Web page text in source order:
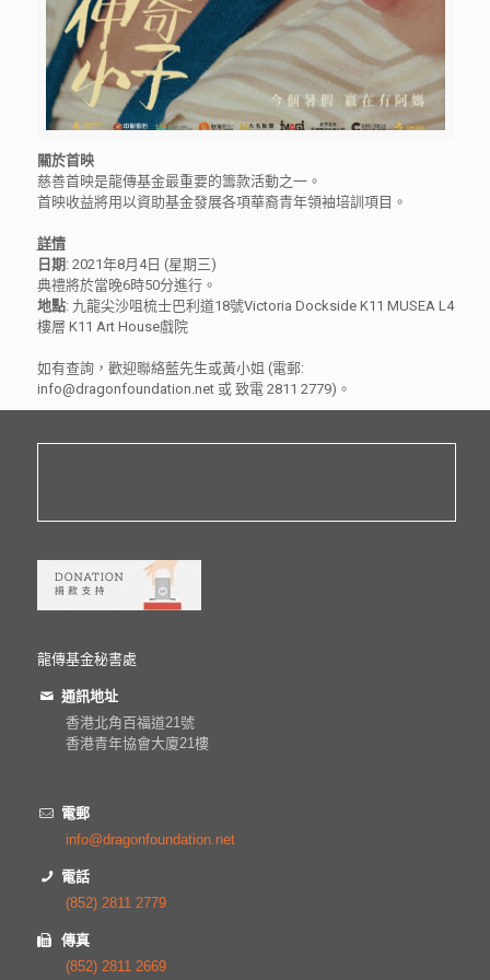
關於首映
慈善首映是龍傳基金最重要的籌款活動之一。
首映收益將用以資助基金發展各項華裔青年領袖培訓項目。
詳情
日期 : 2021年8月4日 (星期三)
典禮將於當晚6時50分進行。
地點: 九龍尖沙咀梳士巴利道18號Victoria Dockside K11 MUSEA L4
樓層 K11 Art House戲院
如有查詢，歡迎聯絡藍先生或黃小姐 (電郵:
info@dragonfoundation.net 或 致電 2811 2779)。
龍傳基金秘書處
通訊地址
香港北角百福道21號
香港青年協會大廈21樓
電郵
info@dragonfoundation.net
電話
(852) 2811 2779
傳真
(852) 2811 2669